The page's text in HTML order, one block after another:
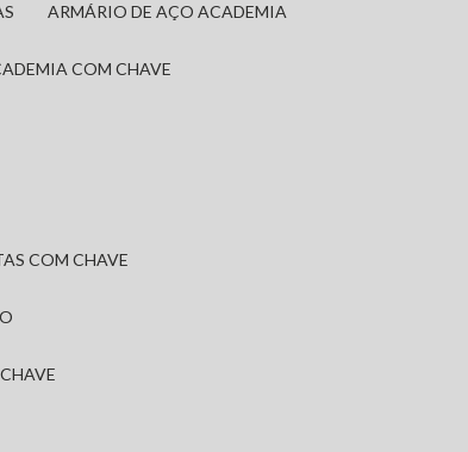
ARMÁRIO DE AÇO ACADEMIA
COM CHAVE
COM CHAVE